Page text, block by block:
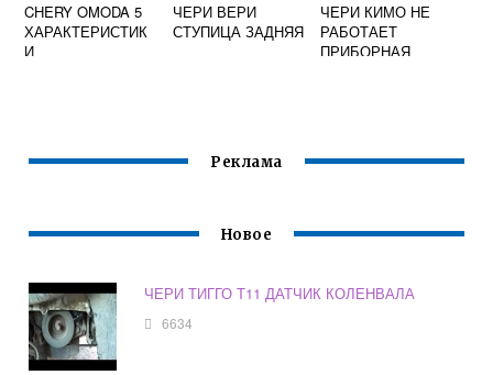
CHERY OMODA 5
ХАРАКТЕРИСТИК
И
ЧЕРИ ВЕРИ
СТУПИЦА ЗАДНЯЯ
ЧЕРИ КИМО НЕ
РАБОТАЕТ
ПРИБОРНАЯ
Реклама
Новое
ЧЕРИ ТИГГО Т11 ДАТЧИК КОЛЕНВАЛА
6634